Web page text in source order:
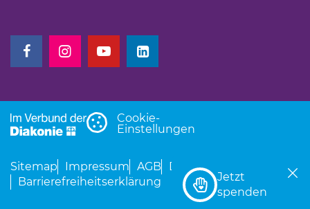
Jetzt
spenden
(Link öffnet einen
(Link öffnet einen neuen Tab)
(Link öffnet einen neuen Tab)
(Link öffnet einen neuen Tab)
(Link öffnet einen neuen Tab)
Cookie-
Einstellungen
Sitemap Impressum AGB
Datenschutz
Barrierefreiheitserklärung